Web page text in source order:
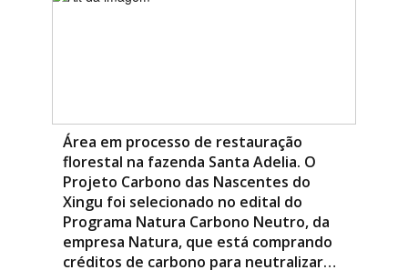
Área em processo de restauração
florestal na fazenda Santa Adelia. O
Projeto Carbono das Nascentes do
Xingu foi selecionado no edital do
Programa Natura Carbono Neutro, da
empresa Natura, que está comprando
créditos de carbono para neutralizar…